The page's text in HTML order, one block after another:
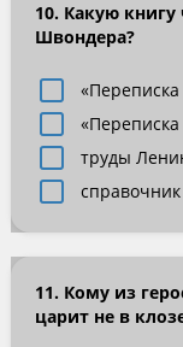
10. Какую
Швондера?
«Переписка
труды
справочник
11. Кому из
царит не в